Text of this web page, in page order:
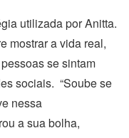
utilizada por Anitta.
mostrar a vida real,
se sintam
sociais. “Soube se
nessa
a sua bolha,